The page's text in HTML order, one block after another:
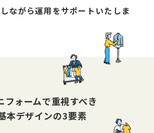
ながら運用をサポートいたしま
フォームで重視すべき
本デザインの3要素